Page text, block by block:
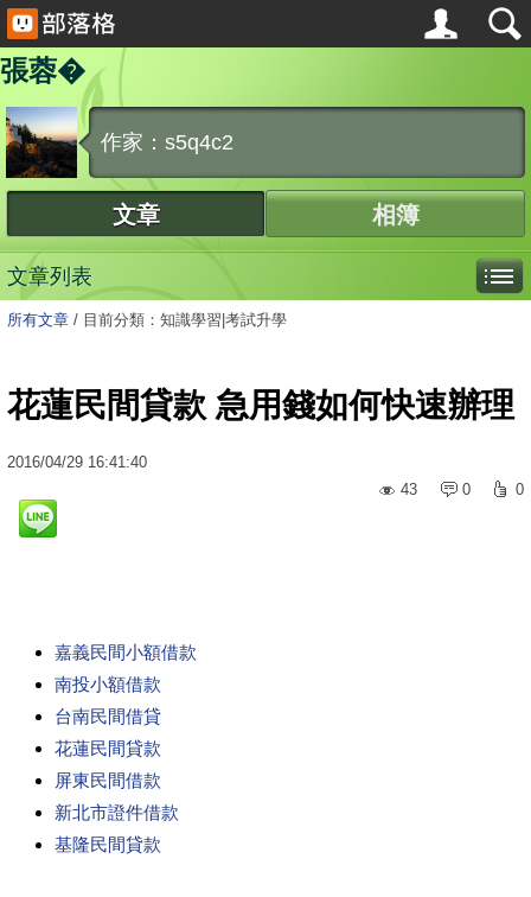
張蓉�
作家：s5q4c2
文章 相簿
文章列表
所有文章 / 目前分類：知識學習|考試升學
花蓮民間貸款 急用錢如何快速辦理
2016/04/29 16:41:40
43
0 0
嘉義民間小額借款
南投小額借款
台南民間借貸
花蓮民間貸款
屏東民間借款
新北市證件借款
基隆民間貸款